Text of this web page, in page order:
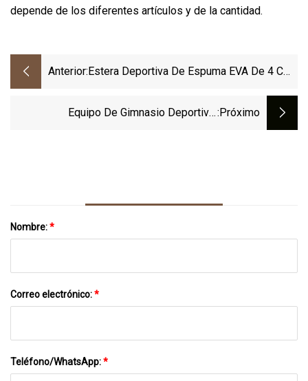
depende de los diferentes artículos y de la cantidad.
Anterior:Estera Deportiva De Espuma EVA De 4 Cm
De Espuma Estera De Rompecabezas De
Equipo De Gimnasio Deportivo,:próximo
Nombre:*
Correo electrónico:*
Teléfono/WhatsApp:*